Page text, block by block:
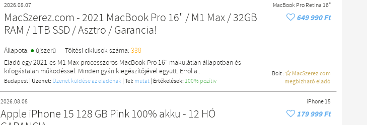
2026.08.07
MacSzerez.com - 2021 MacBook Pro 16" / M1 Max / 32GB
RAM / 1TB SSD / Asztro / Garancia!
Állapota: ● újszerű Töltési ciklusok száma: 338
Eladó egy 2021-es M1 Max processzoros MacBook Pro 16" makulátlan állapotban és
kifogástalan működéssel. Minden gyári kiegészítőjével együtt. Erről a..
Budapest Üzenet: Üzenet küldése az eladónak Tel: mutat Értékelések: 100% pozítiv
MacBook Pro Retina 16"
649 990 Ft
Bolt :
MacSzerez.com
megbízható eladó
2026.08.08
Apple iPhone 15 128 GB Pink 100% akku - 12 HÓ
iPhone 15
179 999 Ft